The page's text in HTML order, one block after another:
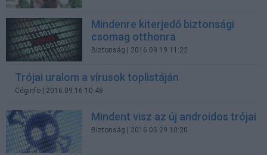
Mindenre kiterjedő biztonsági
csomag otthonra
Biztonság | 2016.09.19 11:22
Trójai uralom a vírusok toplistáján
Céginfo | 2016.09.16 10:48
Mindent visz az új androidos trójai
Biztonság | 2016.05.29 10:20